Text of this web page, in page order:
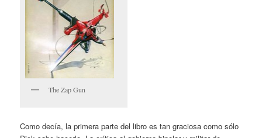
The Zap Gun
Como decía, la primera parte del libro es tan graciosa como sólo